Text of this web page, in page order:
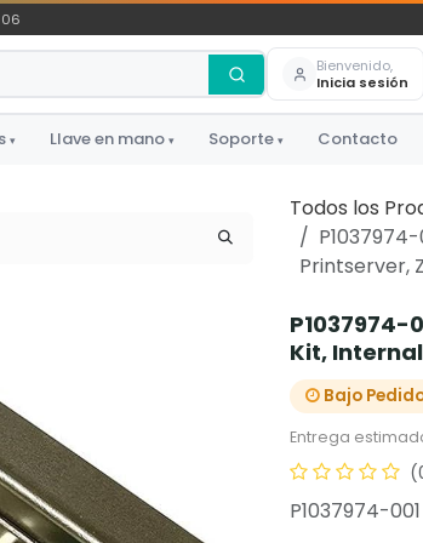
Bienvenido,
Inicia sesión
▾ Llave en mano ▾ Soporte ▾ Contacto
Todos los
Printserver,
P1037974-
Kit, Internal
Bajo
Entrega
P1037974-001